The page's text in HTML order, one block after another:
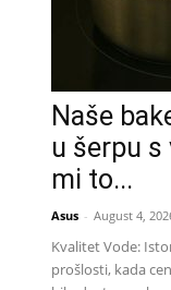
Naše
u šerpu s
mi to...
Asus - August 4,
Kvalitet Vode:
prošlosti, kada